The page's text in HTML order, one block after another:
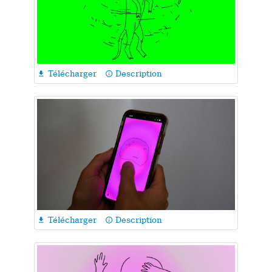
 Télécharger info_outline Description
 Télécharger info_outline Description